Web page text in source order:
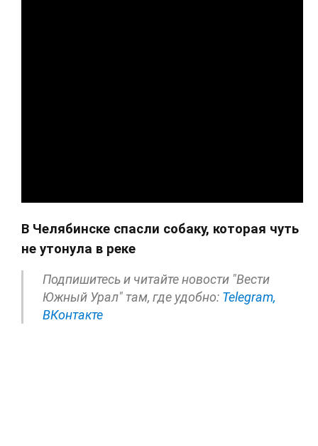
В Челябинске спасли собаку, которая чуть
не утонула в реке
Подпишитесь и читайте новости "Вести
Южный Урал" там, где удобно: Telegram,
ВКонтакте